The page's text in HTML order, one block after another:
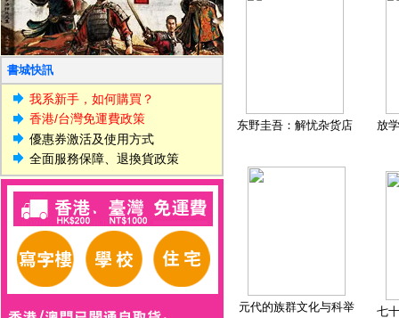
書城快訊
我系新手，如何購買？
香港/台灣免運費政策
優惠券激活及使用方式
全面服務保障、退換貨政策
东野圭吾：解忧杂货店 放
元代的族群文化与科举 七